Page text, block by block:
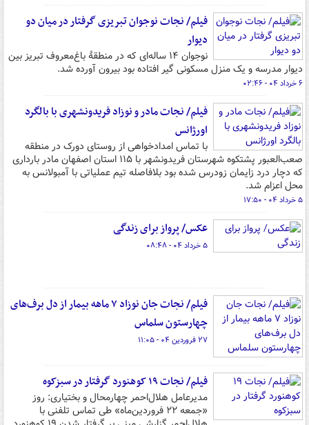
فیلم/ نجات نوجوان تبریزی گرفتار در میان دو
دیوار
نوجوان ۱۴ ساله‌ای که در منطقۀ باغ‌معروف تبریز بین
دیوار مدرسه و یک منزل مسکونی گیر افتاده بود بیرون آورده شد.
۶ خرداد ۰۴ - ۰۲:۴۶
فیلم/ نجات مادر و نوزاد فریدونشهری با بالگرد
اورژانس
با تماس امدادخواهی از روستای دورک در منطقه
صعب‌العبور پشتکوه شهرستان فریدونشهر با ۱۱۵ استان اصفهان مادر بارداری
که دچار درد زایمان زودرس شده بود بلافاصله تیم عملیاتی با آمبولانس به
محل اعزام شد.
۵ خرداد ۰۴ - ۱۷:۵۰
عکس/ پرواز برای زندگی
۵ خرداد ۰۴ - ۰۸:۴۸
فیلم/ نجات جان نوزاد ۷ ماهه بیمار از دل برف‌های
چهارستون سلماس
۲۷ فروردین ۰۴ - ۱۱:۰۵
فیلم/ نجات ۱۹ کوهنورد گرفتار در سبزکوه
مدیرعامل هلال‌احمر چهارمحال و بختیاری: روز
«جمعه ۲۲ فروردین‌ماه» طی تماس تلفنی با